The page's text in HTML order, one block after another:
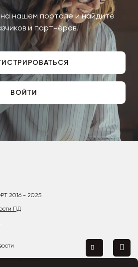
нашем портале и найдите
и партнёров!
ВОЙТИ
2016 - 2025
ПД
поставщиков